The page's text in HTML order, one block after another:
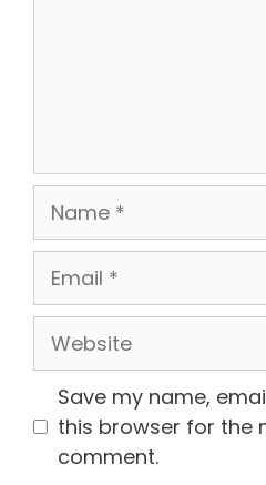
Name
Email
Website
Save my name,
this browser for the
comment.